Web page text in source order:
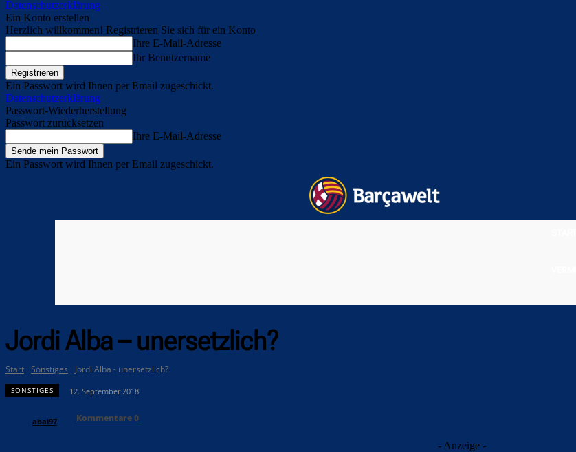
Datenschutzerklärung
Ein Konto erstellen
Herzlich willkommen! Registrieren Sie sich für ein Konto
Ihre E-Mail-Adresse
Ihr Benutzername
Ein Passwort wird Ihnen per Email zugeschickt.
Datenschutzerklärung
Passwort-Wiederherstellung
Passwort zurücksetzen
Ihre E-Mail-Adresse
Ein Passwort wird Ihnen per Email zugeschickt.
Jordi Alba – unersetzlich?
Start Sonstiges Jordi Alba - unersetzlich?
SONSTIGES 12. September 2018
abai97 Kommentare0
- Anzeige -